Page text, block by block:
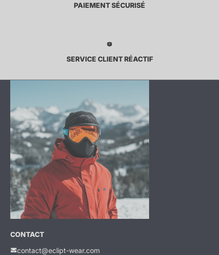
PAIEMENT SÉCURISÉ
SERVICE CLIENT RÉACTIF
CONTACT
contact@eclipt-wear.com